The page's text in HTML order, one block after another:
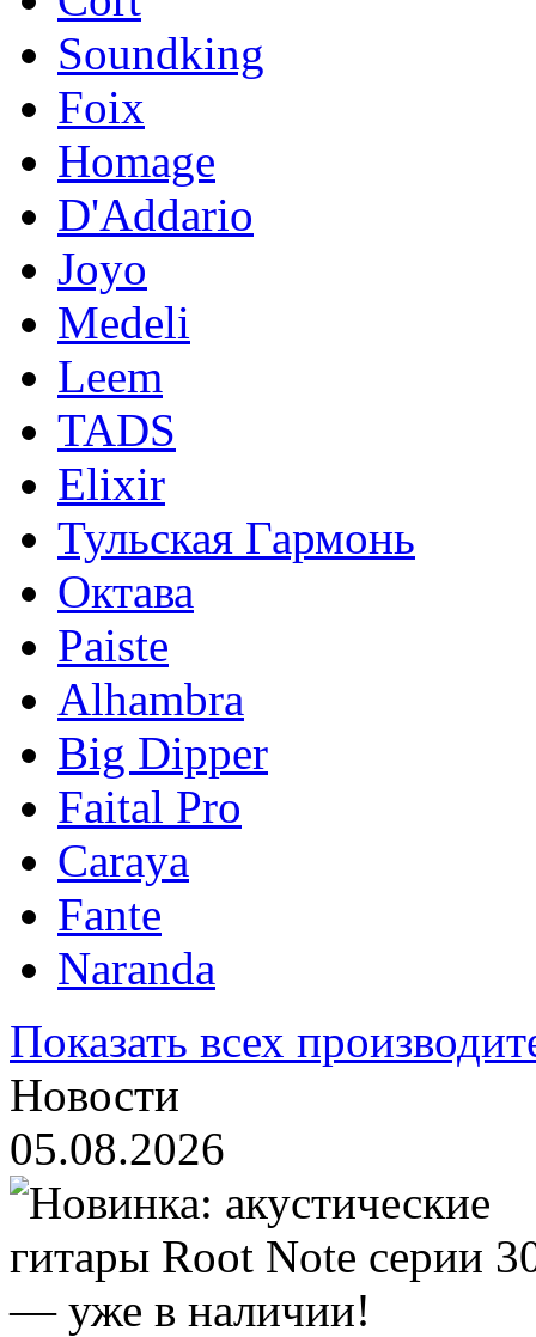
Soundking
Foix
Homage
D'Addario
Joyo
Medeli
Leem
TADS
Elixir
Тульская Гармонь
Октава
Paiste
Alhambra
Big Dipper
Faital Pro
Caraya
Fante
Naranda
Показать всех
Новости
05.08.2026